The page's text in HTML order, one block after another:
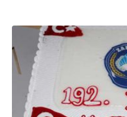
06.09.2018